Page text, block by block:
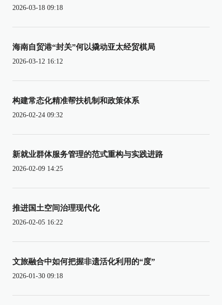
2026-03-18 09:18
海南自贸港“封关”何以撬动亚太经贸棋局
2026-03-12 16:12
构建常态化精准帮扶机制和政策体系
2026-02-24 09:32
新就业群体服务管理的范式重构与实践进路
2026-02-09 14:25
推进国土空间治理现代化
2026-02-05 16:22
文旅融合中如何把握非遗活化利用的“度”
2026-01-30 09:18